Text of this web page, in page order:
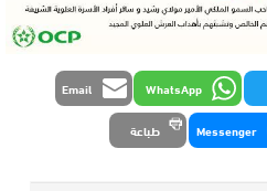
WhatsApp
Email
Messenger طباعة